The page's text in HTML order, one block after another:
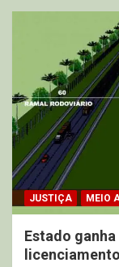
JUSTIÇA MEIO
Estado